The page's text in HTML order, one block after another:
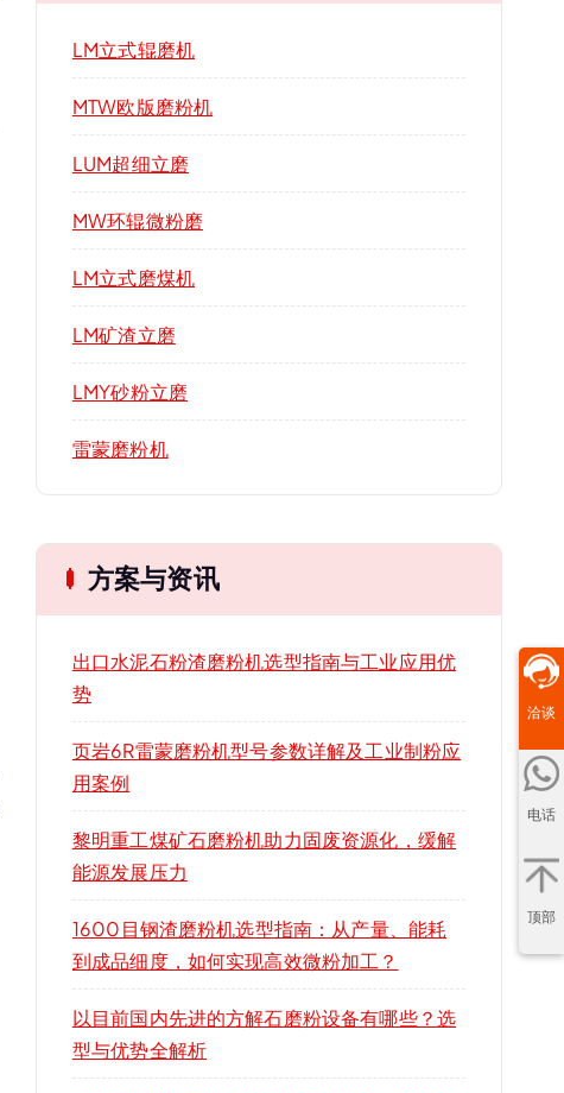
LM立式辊磨机
MTW欧版磨粉机
LUM超细立磨
MW环辊微粉磨
LM立式磨煤机
LM矿渣立磨
LMY砂粉立磨
雷蒙磨粉机
方案与资讯
出口水泥石粉渣磨粉机选型指南与工业应用优
势
页岩6R雷蒙磨粉机型号参数详解及工业制粉应
用案例
黎明重工煤矿石磨粉机助力固废资源化，缓解
能源发展压力
1600目钢渣磨粉机选型指南：从产量、能耗
到成品细度，如何实现高效微粉加工？
以目前国内先进的方解石磨粉设备有哪些？选
型与优势全解析
洽谈
电话
顶部